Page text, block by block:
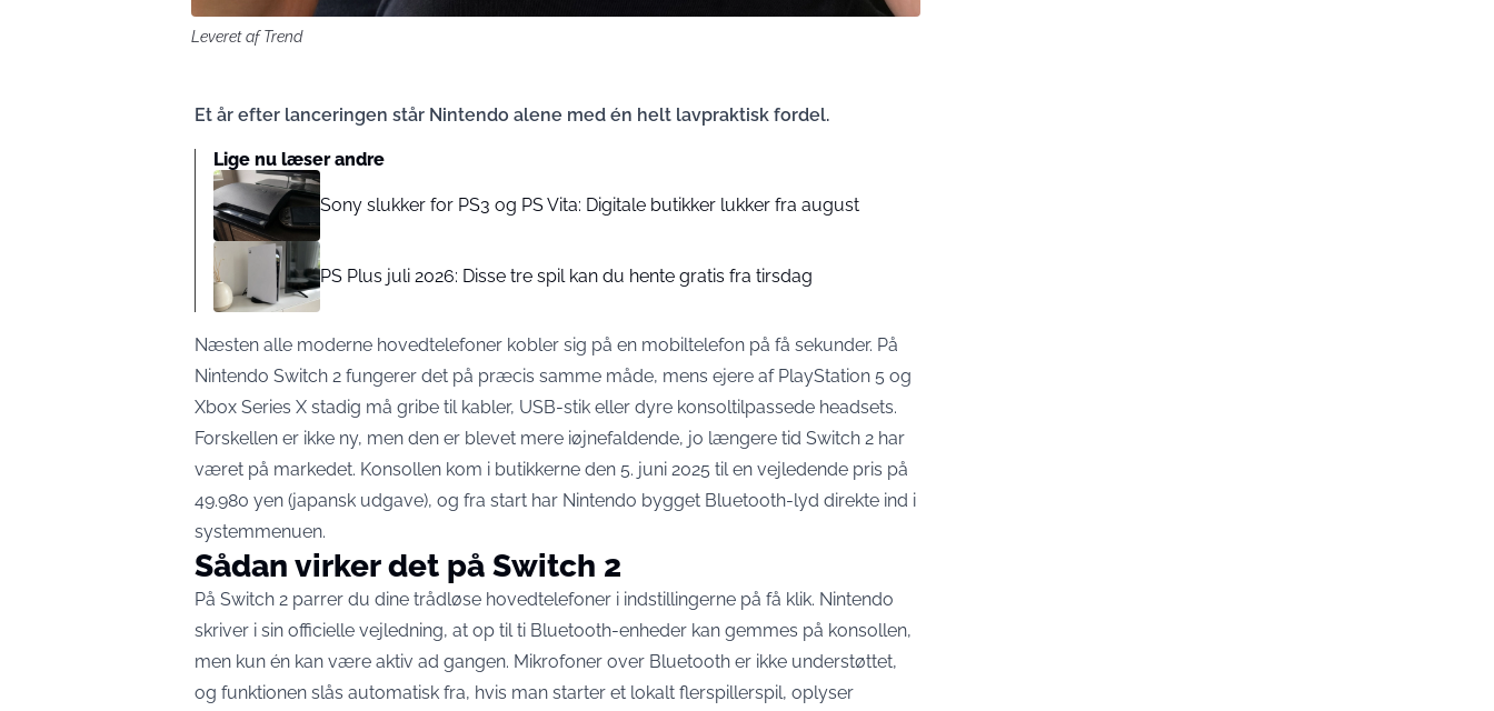
Leveret af Trend
Et år efter lanceringen står Nintendo alene med én helt lavpraktisk fordel.
Lige nu læser andre
Sony slukker for PS3 og PS Vita: Digitale butikker lukker fra august
PS Plus juli 2026: Disse tre spil kan du hente gratis fra tirsdag
Næsten alle moderne hovedtelefoner kobler sig på en mobiltelefon på få sekunder. På
Nintendo Switch 2 fungerer det på præcis samme måde, mens ejere af PlayStation 5 og
Xbox Series X stadig må gribe til kabler, USB-stik eller dyre konsoltilpassede headsets.
Forskellen er ikke ny, men den er blevet mere iøjnefaldende, jo længere tid Switch 2 har
været på markedet. Konsollen kom i butikkerne den 5. juni 2025 til en vejledende pris på
49.980 yen (japansk udgave), og fra start har Nintendo bygget Bluetooth-lyd direkte ind i
systemmenuen.
Sådan virker det på Switch 2
På Switch 2 parrer du dine trådløse hovedtelefoner i indstillingerne på få klik. Nintendo
skriver i sin officielle vejledning, at op til ti Bluetooth-enheder kan gemmes på konsollen,
men kun én kan være aktiv ad gangen. Mikrofoner over Bluetooth er ikke understøttet,
og funktionen slås automatisk fra, hvis man starter et lokalt flerspillerspil, oplyser